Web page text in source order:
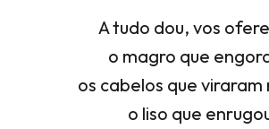
A tudo dou, vos
o magro que
os cabelos que viraram
o liso que